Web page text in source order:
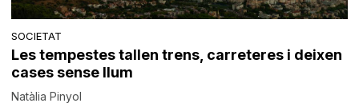
SOCIETAT
Les tempestes tallen trens, carreteres i deixen
cases sense llum
Natàlia Pinyol